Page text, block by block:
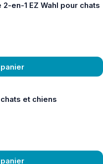
en-1 EZ Wahl pour chats
et chiens